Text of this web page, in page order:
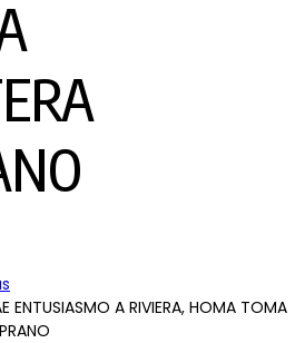
ENTUSIASMO A RIVIERA, HOMA TOMA